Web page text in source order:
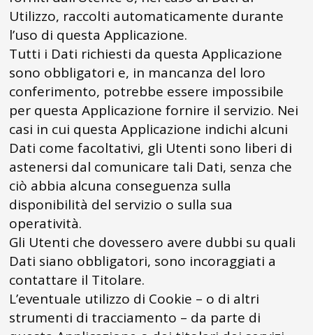
Utilizzo, raccolti automaticamente durante
l’uso di questa Applicazione.
Tutti i Dati richiesti da questa Applicazione
sono obbligatori e, in mancanza del loro
conferimento, potrebbe essere impossibile
per questa Applicazione fornire il servizio. Nei
casi in cui questa Applicazione indichi alcuni
Dati come facoltativi, gli Utenti sono liberi di
astenersi dal comunicare tali Dati, senza che
ciò abbia alcuna conseguenza sulla
disponibilità del servizio o sulla sua
operatività.
Gli Utenti che dovessero avere dubbi su quali
Dati siano obbligatori, sono incoraggiati a
contattare il Titolare.
L’eventuale utilizzo di Cookie – o di altri
strumenti di tracciamento – da parte di